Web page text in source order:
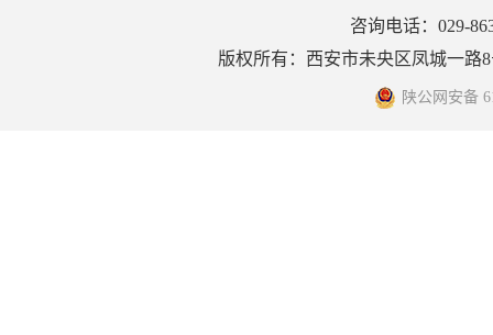
咨询电话：029-
版权所有：西安市未央区凤城一路
陕公网安备